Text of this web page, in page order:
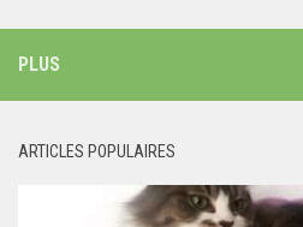
PLUS
ARTICLES POPULAIRES